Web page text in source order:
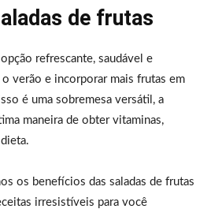
de frutas
refrescante, saudável e
verão e incorporar mais frutas em
é uma sobremesa versátil, a
maneira de obter vitaminas,
os benefícios das saladas de frutas
irresistíveis para você